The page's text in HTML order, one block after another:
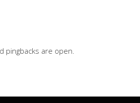
pingbacks are open.